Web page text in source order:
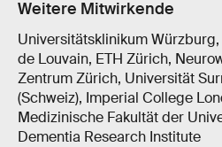
Weitere Mitwirkende
Universitätsklinikum
de Louvain, ETH Zürich,
Zentrum Zürich, Universität
(Schweiz), Imperial College
Medizinische Fakultät der
Dementia Research Institute